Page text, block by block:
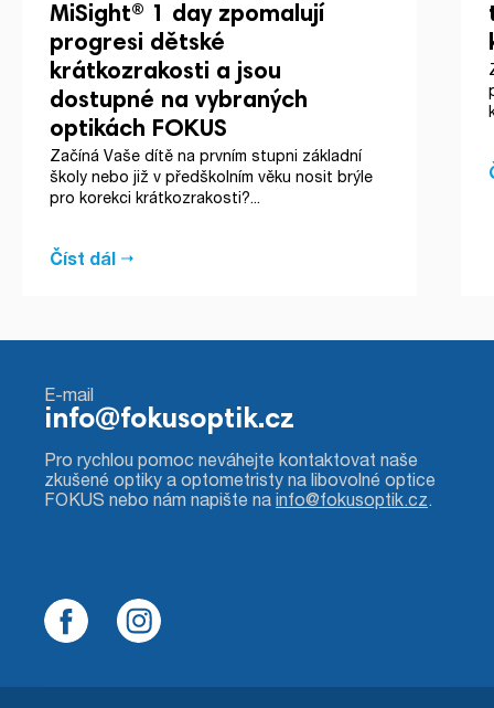
MiSight® 1 day zpomalují
progresi dětské
krátkozrakosti a jsou
dostupné na vybraných
optikách FOKUS
Začíná Vaše dítě na prvním stupni základní
školy nebo již v předškolním věku nosit brýle
pro korekci krátkozrakosti?...
Číst dál
E-mail
info@fokusoptik.cz
Pro rychlou pomoc neváhejte kontaktovat naše
zkušené optiky a optometristy na libovolné optice
FOKUS nebo nám napište na info@fokusoptik.cz